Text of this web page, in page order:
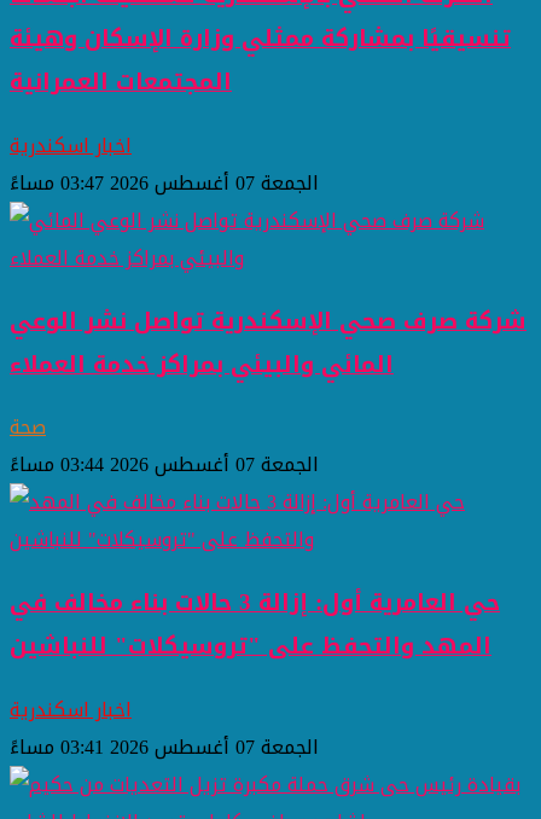
تنسيقيًا بمشاركة ممثلي وزارة الإسكان وهيئة
المجتمعات العمرانية
اخبار اسكندرية
الجمعة 07 أغسطس 2026 03:47 مساءً
شركة صرف صحي الإسكندرية تواصل نشر الوعي
المائي والبيئي بمراكز خدمة العملاء
صحة
الجمعة 07 أغسطس 2026 03:44 مساءً
حي العامرية أول: إزالة 3 حالات بناء مخالف في
المهد والتحفظ على "تروسيكلات" للنباشين
اخبار اسكندرية
الجمعة 07 أغسطس 2026 03:41 مساءً